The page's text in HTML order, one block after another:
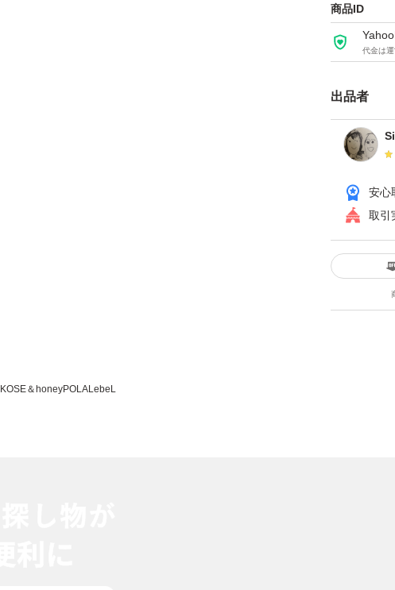
商品ID
代金は
出品者
安心
取引
このユーザーは他フリマサービスでの取引実績が
KOSE＆honeyPOLALebeL